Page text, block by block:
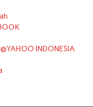
INDONESIA